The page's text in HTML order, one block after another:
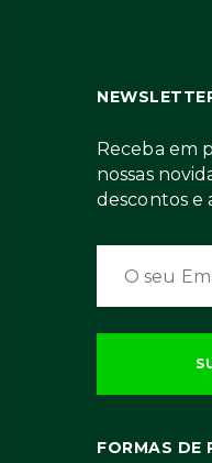
Receba em
nossas
descontos e
FORMAS DE